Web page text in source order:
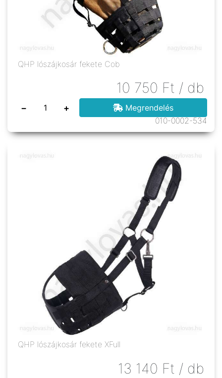
QHP lószájkosár fekete Cob
10 750 Ft / db
− +
Megrendelés
010-0002-534
QHP lószájkosár fekete XFull
13 140 Ft / db